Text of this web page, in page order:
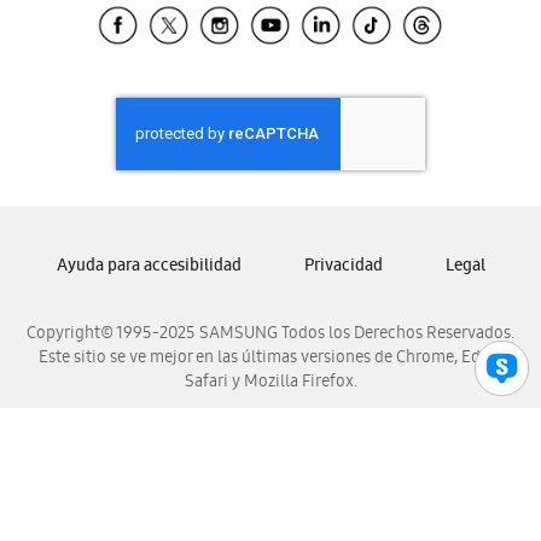
Samsung El Salvador
Samsung Honduras
Samsung Nicaragua
Samsung Panamá
Samsung Venezuela
Copyright© 1995-2025 SAMSUNG Todos los Derechos Reservados.
Este sitio se ve mejor en las últimas versiones de Chrome, Edge,
Safari y Mozilla Firefox.
Ayuda para accesibilidad Privacidad Legal